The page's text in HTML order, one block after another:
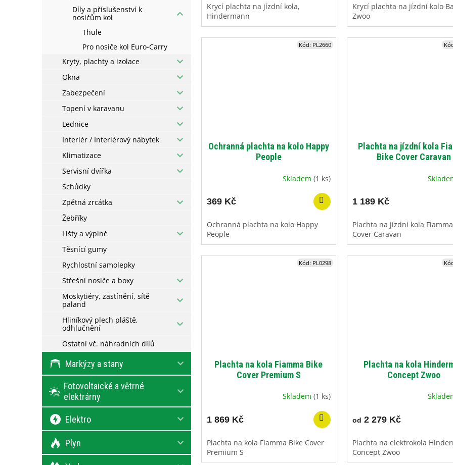
Díly a příslušenství k
nosičům kol
Thule
Pro nosiče kol Euro-Carry
Kryty, plachty a izolace
Okna
Zabezpečení
Topení v karavanu
Lednice
Interiér / Interiérový nábytek
Klimatizace
Servisní dvířka
Schůdky
Zpětná zrcátka
Žebříky
Lišty a výplně
Těsnící gumy
Rychlostní samolepky
Střešní nosiče a boxy
Moskytiéry, zastínění, sítě
paland
Hliníkový plech pláště,
odhlučnění
Ostatní vč. náhradních dílů
Markýzy a stany
Fotovoltaické a větrné
elektrárny
Elektro
Plyn
Krycí plachta na jízdní kola,
Hindermann
Krycí plachta na jízdní kolo
Zwoo
Ochranná plachta na kolo Happy
People
Skladem (1 ks)
369 Kč
Ochranná plachta na kolo Happy
People
Kód: PL2660
Plachta na jízdní kola
Bike Cover Caravan
1 189 Kč
Plachta na jízdní kola
Cover Caravan
Plachta na kola Fiamma Bike
Cover Premium S
Skladem (1 ks)
1 869 Kč
Plachta na kola Fiamma Bike Cover
Premium S
Kód: PL0298
Plachta na kola
Concept Zwoo
od 2 279 Kč
Plachta na elektrokola
Concept Zwoo